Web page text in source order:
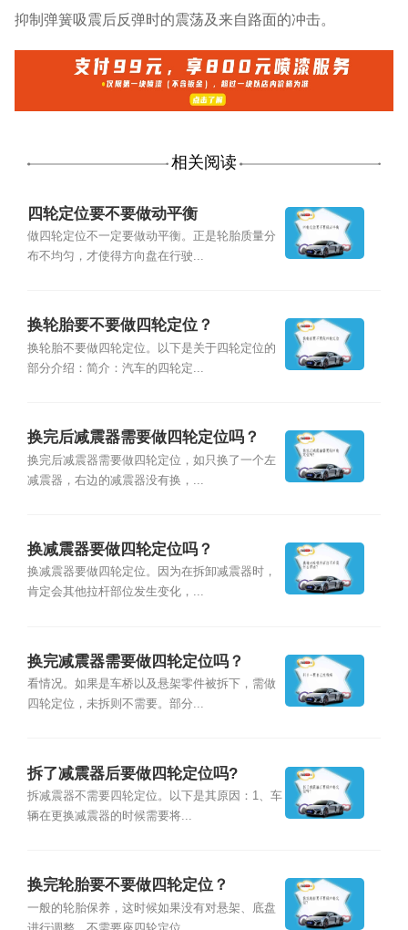
抑制弹簧吸震后反弹时的震荡及来自路面的冲击。
相关阅读
四轮定位要不要做动平衡
做四轮定位不一定要做动平衡。正是轮胎质量分
布不均匀，才使得方向盘在行驶...
换轮胎要不要做四轮定位？
换轮胎不要做四轮定位。以下是关于四轮定位的
部分介绍：简介：汽车的四轮定...
换完后减震器需要做四轮定位吗？
换完后减震器需要做四轮定位，如只换了一个左
减震器，右边的减震器没有换，...
换减震器要做四轮定位吗？
换减震器要做四轮定位。因为在拆卸减震器时，
肯定会其他拉杆部位发生变化，...
换完减震器需要做四轮定位吗？
看情况。如果是车桥以及悬架零件被拆下，需做
四轮定位，未拆则不需要。部分...
拆了减震器后要做四轮定位吗?
拆减震器不需要四轮定位。以下是其原因：1、车
辆在更换减震器的时候需要将...
换完轮胎要不要做四轮定位？
一般的轮胎保养，这时候如果没有对悬架、底盘